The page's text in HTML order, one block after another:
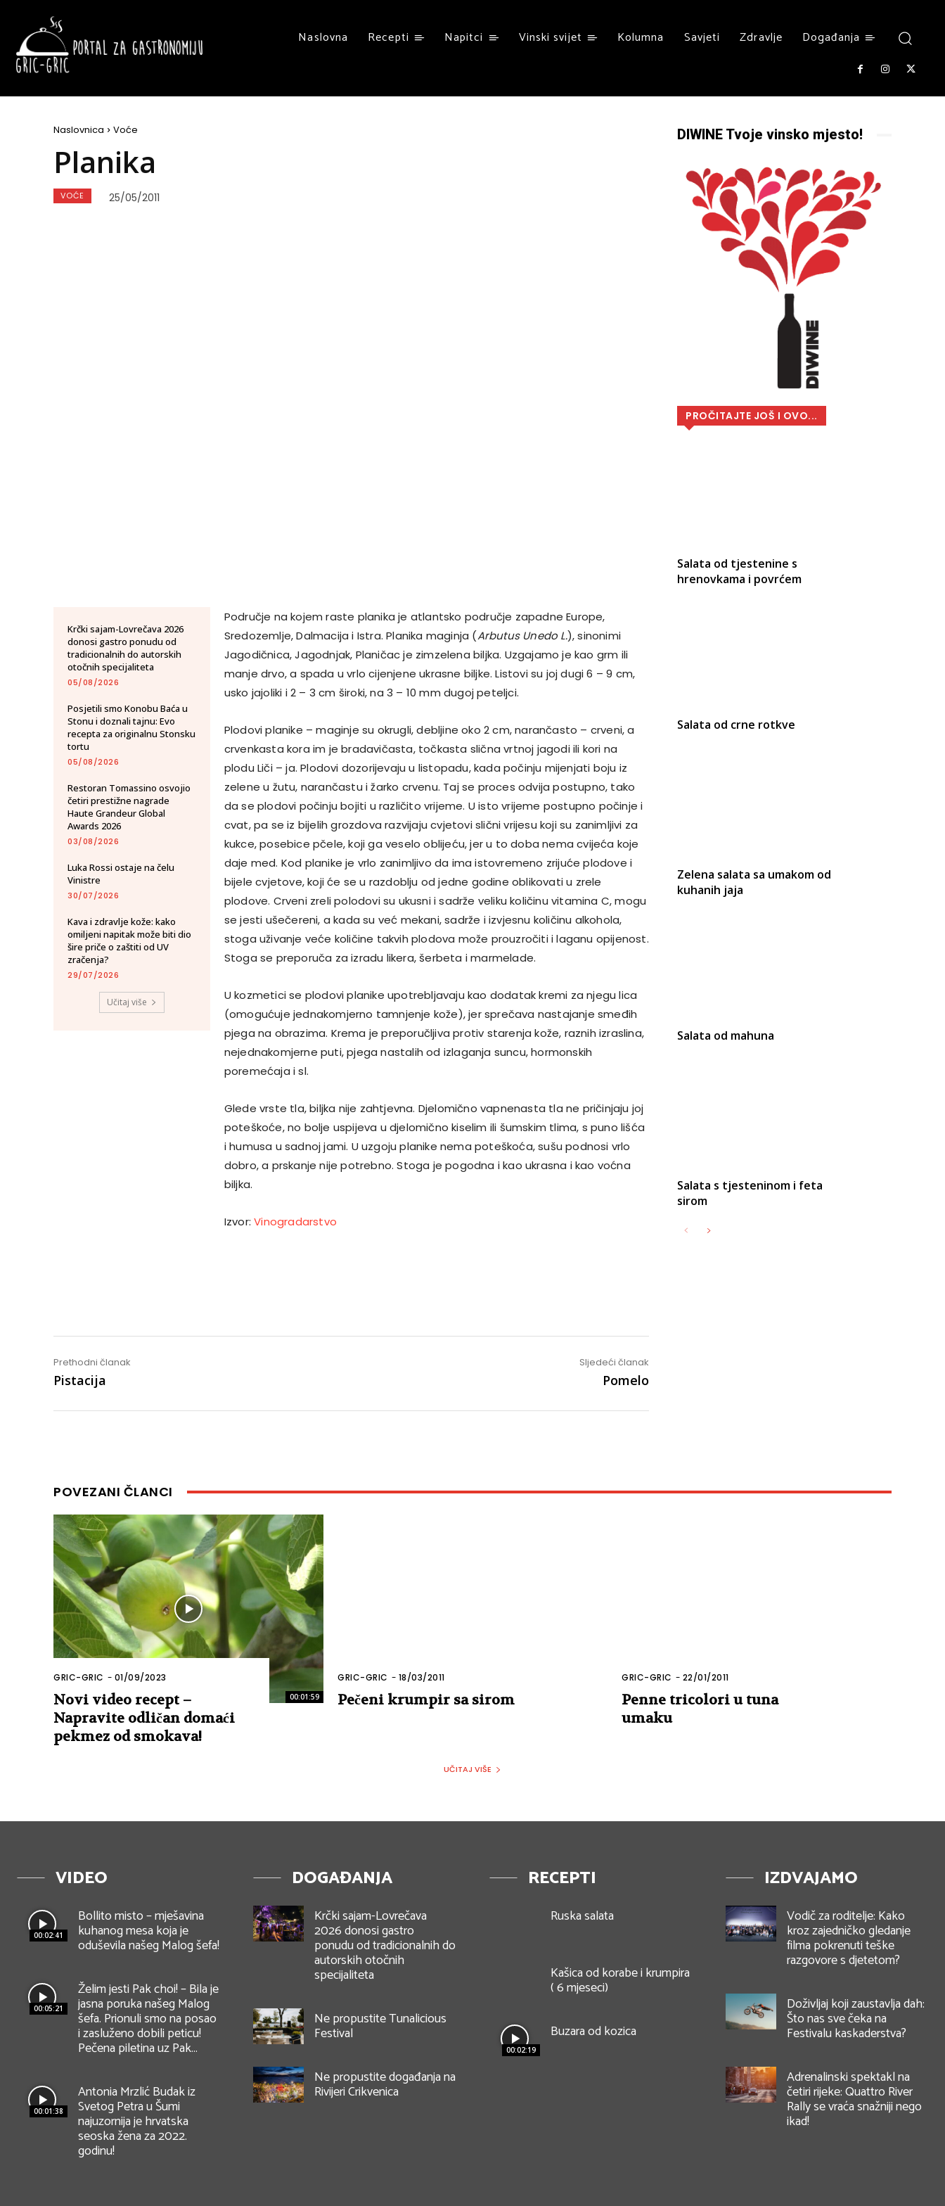
Naslovna Recepti Napitci Vinski svijet Kolumna Savjeti Zdravlje Događanja
Naslovnica Voće
Planika
VOĆE 25/05/2011
Krčki sajam-Lovrečava 2026
donosi gastro ponudu od
tradicionalnih do autorskih
otočnih specijaliteta
05/08/2026
Posjetili smo Konobu Baća u
Stonu i doznali tajnu: Evo
recepta za originalnu Stonsku
tortu
05/08/2026
Restoran Tomassino osvojio
četiri prestižne nagrade
Haute Grandeur Global
Awards 2026
03/08/2026
Luka Rossi ostaje na čelu
Vinistre
30/07/2026
Kava i zdravlje kože: kako
omiljeni napitak može biti dio
šire priče o zaštiti od UV
zračenja?
29/07/2026
Učitaj više
Područje na kojem raste planika je atlantsko područje zapadne Europe,
Sredozemlje, Dalmacija i Istra. Planika maginja (Arbutus Unedo L.), sinonimi
Jagodičnica, Jagodnjak, Planičac je zimzelena biljka. Uzgajamo je kao grm ili
manje drvo, a spada u vrlo cijenjene ukrasne biljke. Listovi su joj dugi 6 – 9 cm,
usko jajoliki i 2 – 3 cm široki, na 3 – 10 mm dugoj peteljci.
Plodovi planike – maginje su okrugli, debljine oko 2 cm, narančasto – crveni, a
crvenkasta kora im je bradavičasta, točkasta slična vrtnoj jagodi ili kori na
plodu Liči – ja. Plodovi dozorijevaju u listopadu, kada počinju mijenjati boju iz
zelene u žutu, narančastu i žarko crvenu. Taj se proces odvija postupno, tako
da se plodovi počinju bojiti u različito vrijeme. U isto vrijeme postupno počinje i
cvat, pa se iz bijelih grozdova razvijaju cvjetovi slični vrijesu koji su zanimljivi za
kukce, posebice pčele, koji ga veselo oblijeću, jer u to doba nema cvijeća koje
daje med. Kod planike je vrlo zanimljivo da ima istovremeno zrijuće plodove i
bijele cvjetove, koji će se u razdoblju od jedne godine oblikovati u zrele
plodove. Crveni zreli polodovi su ukusni i sadrže veliku količinu vitamina C, mogu
se jesti ušečereni, a kada su već mekani, sadrže i izvjesnu količinu alkohola,
stoga uživanje veće količine takvih plodova može prouzročiti i laganu opijenost.
Stoga se preporuča za izradu likera, šerbeta i marmelade.
U kozmetici se plodovi planike upotrebljavaju kao dodatak kremi za njegu lica
(omogućuje jednakomjerno tamnjenje kože), jer sprečava nastajanje smeđih
pjega na obrazima. Krema je preporučljiva protiv starenja kože, raznih izraslina,
nejednakomjerne puti, pjega nastalih od izlaganja suncu, hormonskih
poremećaja i sl.
Glede vrste tla, biljka nije zahtjevna. Djelomično vapnenasta tla ne pričinjaju joj
poteškoće, no bolje uspijeva u djelomično kiselim ili šumskim tlima, s puno lišća
i humusa u sadnoj jami. U uzgoju planike nema poteškoća, sušu podnosi vrlo
dobro, a prskanje nije potrebno. Stoga je pogodna i kao ukrasna i kao voćna
biljka.
Izvor:Vinogradarstvo
Prethodni članak
Pistacija
Sljedeći članak
Pomelo
DIWINE Tvoje vinsko mjesto!
PROČITAJTE JOŠ I OVO...
Salata od tjestenine s
hrenovkama i povrćem
Salata od crne rotkve
Zelena salata sa umakom od
kuhanih jaja
Salata od mahuna
Salata s tjesteninom i feta
sirom
POVEZANI ČLANCI
00:01:59
GRIC-GRIC - 01/09/2023
Novi video recept –
Napravite odličan domaći
pekmez od smokava!
GRIC-GRIC - 18/03/2011
Pečeni krumpir sa sirom
GRIC-GRIC - 22/01/2011
Penne tricolori u tuna
umaku
UČITAJ VIŠE
VIDEO
00:02:41
Bollito misto – mješavina
kuhanog mesa koja je
oduševila našeg Malog šefa!
00:05:21
Želim jesti Pak choi! – Bila je
jasna poruka našeg Malog
šefa. Prionuli smo na posao
i zasluženo dobili peticu!
Pečena piletina uz Pak...
00:01:38
Antonia Mrzlić Budak iz
Svetog Petra u Šumi
najuzornija je hrvatska
seoska žena za 2022.
godinu!
DOGAĐANJA
Krčki sajam-Lovrečava
2026 donosi gastro
ponudu od tradicionalnih do
autorskih otočnih
specijaliteta
Ne propustite Tunalicious
Festival
Ne propustite događanja na
Rivijeri Crikvenica
RECEPTI
Ruska salata
Kašica od korabe i krumpira
( 6 mjeseci)
00:02:19
Buzara od kozica
IZDVAJAMO
Vodič za roditelje: Kako
kroz zajedničko gledanje
filma pokrenuti teške
razgovore s djetetom?
Doživljaj koji zaustavlja dah:
Što nas sve čeka na
Festivalu kaskaderstva?
Adrenalinski spektakl na
četiri rijeke: Quattro River
Rally se vraća snažniji nego
ikad!